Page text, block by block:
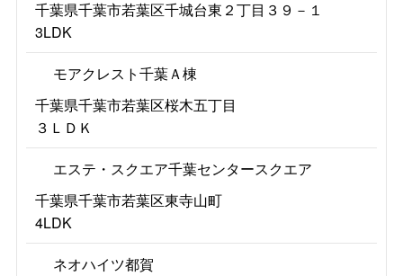
千葉県千葉市若葉区千城台東２丁目３９－１
3LDK
モアクレスト千葉Ａ棟
千葉県千葉市若葉区桜木五丁目
３ＬＤＫ
エステ・スクエア千葉センタースクエア
千葉県千葉市若葉区東寺山町
4LDK
ネオハイツ都賀